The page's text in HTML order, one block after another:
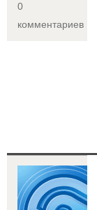
0
комментариев
<